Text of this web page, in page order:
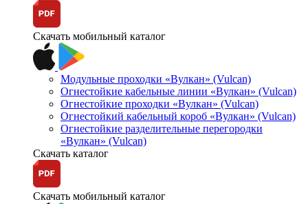
Скачать мобильный каталог
Модульные проходки «Вулкан» (Vulcan)
Огнестойкие кабельные линии «Вулкан» (Vulcan)
Огнестойкие проходки «Вулкан» (Vulcan)
Огнестойкий кабельный короб «Вулкан» (Vulcan)
Огнестойкие разделительные перегородки
«Вулкан» (Vulcan)
Скачать каталог
Скачать мобильный каталог